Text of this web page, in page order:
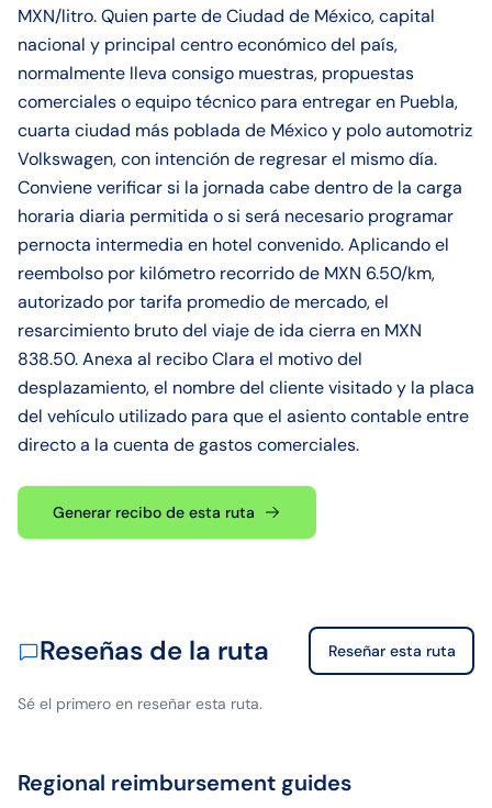
MXN/litro. Quien parte de Ciudad de México, capital
nacional y principal centro económico del país,
normalmente lleva consigo muestras, propuestas
comerciales o equipo técnico para entregar en Puebla,
cuarta ciudad más poblada de México y polo automotriz
Volkswagen, con intención de regresar el mismo día.
Conviene verificar si la jornada cabe dentro de la carga
horaria diaria permitida o si será necesario programar
pernocta intermedia en hotel convenido. Aplicando el
reembolso por kilómetro recorrido de MXN 6.50/km,
autorizado por tarifa promedio de mercado, el
resarcimiento bruto del viaje de ida cierra en MXN
838.50. Anexa al recibo Clara el motivo del
desplazamiento, el nombre del cliente visitado y la placa
del vehículo utilizado para que el asiento contable entre
directo a la cuenta de gastos comerciales.
Generar recibo de esta ruta
Reseñas de la ruta Reseñar esta ruta
Sé el primero en reseñar esta ruta.
Regional reimbursement guides